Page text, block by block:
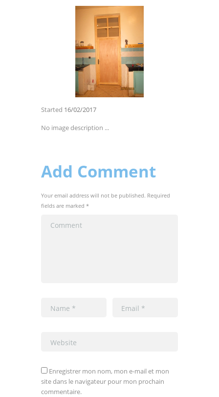
Started 16/02/2017
No image description ...
Add Comment
Your email address will not be published. Required
fields are marked *
Enregistrer mon nom, mon e-mail et mon
site dans le navigateur pour mon prochain
commentaire.